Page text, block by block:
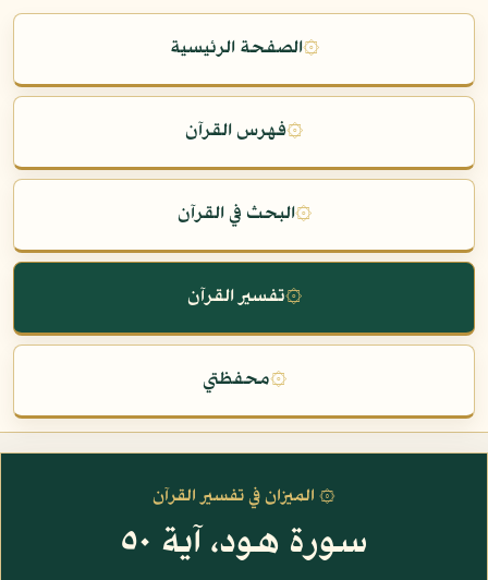
۞الصفحة الرئيسية
۞فهرس القرآن
۞البحث في القرآن
۞تفسير القرآن
۞محفظتي
۞ الميزان في تفسير القرآن
سورة هود، آية ٥٠